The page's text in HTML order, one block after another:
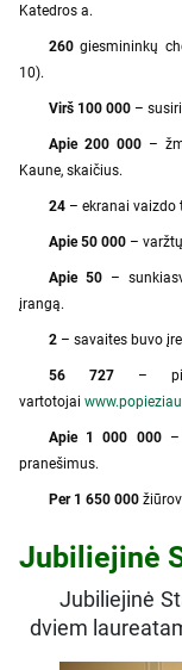
Katedros a.
260giesmininkų
10).
Virš 100 000 –
Apie 200 000 –
Kaune, skaičius.
24 – ekranai vaizdo
Apie 50 000 –
Apie 50 –
įrangą.
2 – savaites buvo
56 727 –
vartotojai
Apie 1 000 000
pranešimus.
Per 1 650 000
Jubiliejinė
Jubiliejinė
dviem